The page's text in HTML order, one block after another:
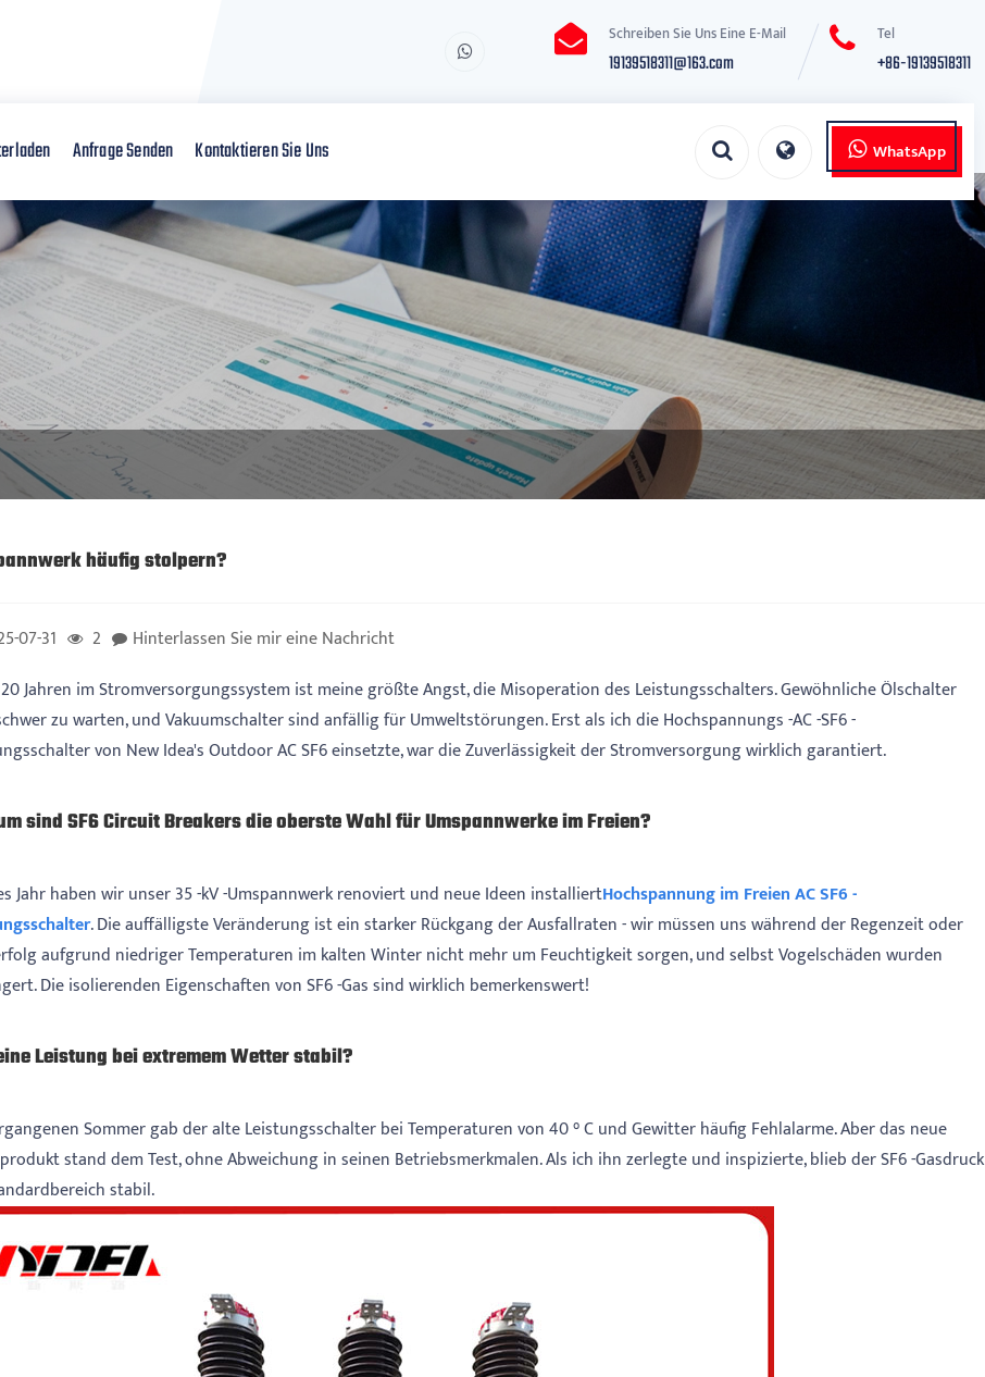
Schreiben Sie Uns Eine E-Mail
19139518311@163.com
Tel
+86-19139518311
Anfrage Senden Kontaktieren Sie Uns WhatsApp
häufig stolpern?
07-31 2
Hinterlassen Sie mir eine Nachricht
Jahren im Stromversorgungssystem ist meine größte Angst, die Misoperation des Leistungsschalters. Gewöhnliche Ölschalter
zu warten, und Vakuumschalter sind anfällig für Umweltstörungen. Erst als ich die Hochspannungs -AC -SF6 -
von New Idea's Outdoor AC SF6 einsetzte, war die Zuverlässigkeit der Stromversorgung wirklich garantiert.
sind SF6 Circuit Breakers die oberste Wahl für Umspannwerke im Freien?
Jahr haben wir unser 35 -kV -Umspannwerk renoviert und neue Ideen installiertHochspannung im Freien AC SF6 -
. Die auffälligste Veränderung ist ein starker Rückgang der Ausfallraten - wir müssen uns während der Regenzeit oder
aufgrund niedriger Temperaturen im kalten Winter nicht mehr um Feuchtigkeit sorgen, und selbst Vogelschäden wurden
Die isolierenden Eigenschaften von SF6 -Gas sind wirklich bemerkenswert!
Leistung bei extremem Wetter stabil?
Sommer gab der alte Leistungsschalter bei Temperaturen von 40 ° C und Gewitter häufig Fehlalarme. Aber das neue
stand dem Test, ohne Abweichung in seinen Betriebsmerkmalen. Als ich ihn zerlegte und inspizierte, blieb der SF6 -Gasdruck
stabil.